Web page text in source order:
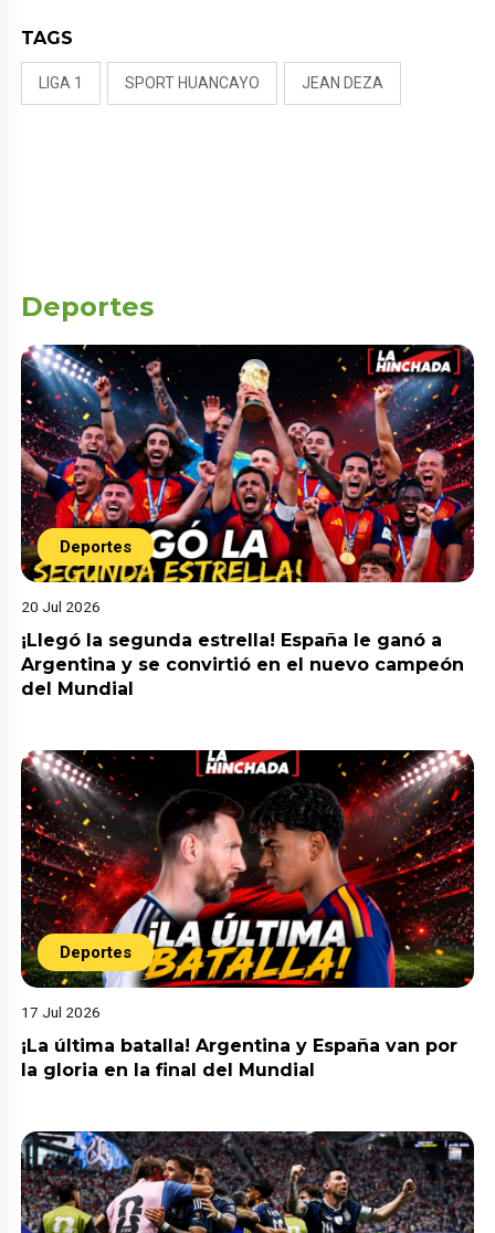
TAGS
LIGA 1 SPORT HUANCAYO JEAN DEZA
Deportes
Deportes
20 Jul 2026
¡Llegó la segunda estrella! España le ganó a
Argentina y se convirtió en el nuevo campeón
del Mundial
Deportes
17 Jul 2026
¡La última batalla! Argentina y España van por
la gloria en la final del Mundial